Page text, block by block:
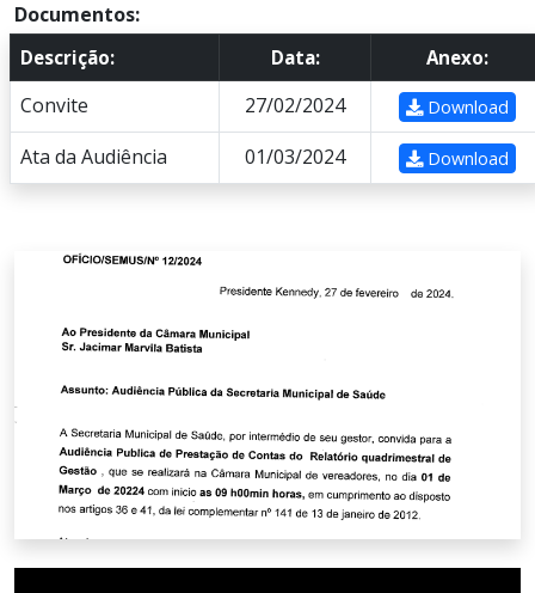
Documentos:
Descrição: Data: Anexo:
Convite 27/02/2024 Download
Ata da Audiência 01/03/2024 Download